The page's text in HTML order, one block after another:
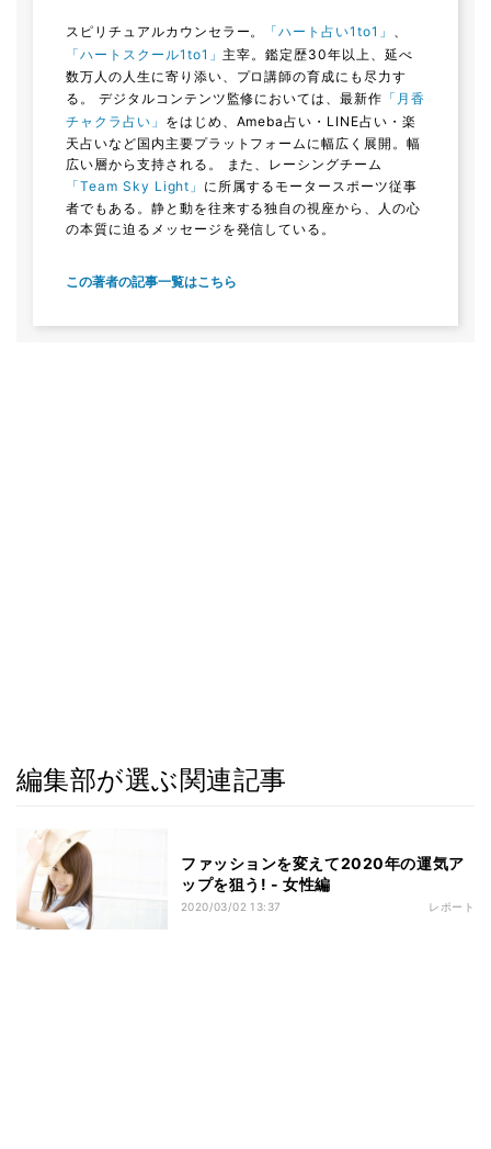
スピリチュアルカウンセラー。 「ハート占い1to1」
「ハートスクール1to1」 主宰。鑑定歴30年以上、延べ
数万人の人生に寄り添い、プロ講師の育成にも尽力す
る。 デジタルコンテンツ監修においては、最新作 「月香
チャクラ占い」 をはじめ、Ameba占い・LINE占い・楽
天占いなど国内主要プラットフォームに幅広く展開。幅
広い層から支持される。 また、レーシングチーム
「Team Sky Light」 に所属するモータースポーツ従事
者でもある。静と動を往来する独自の視座から、人の心
の本質に迫るメッセージを発信している。
この著者の記事一覧はこちら
編集部が選ぶ関連記事
ファッションを変えて2020年の運気ア
ップを狙う! - 女性編
2020/03/02 13:37 レポート